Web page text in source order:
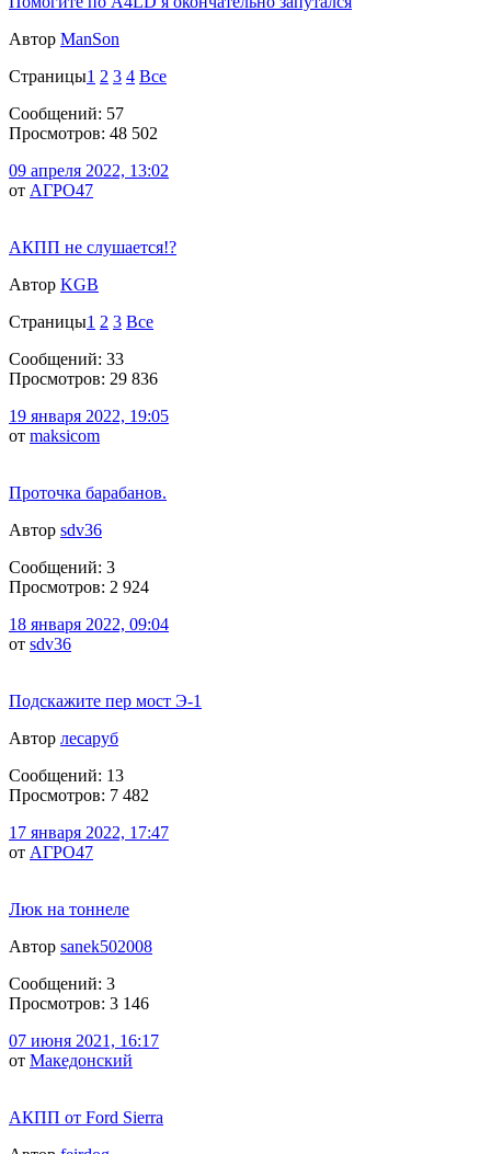
Автор ManSon
Страницы1 2 3 4 Все
Сообщений: 57
Просмотров: 48 502
09 апреля 2022, 13:02
от АГРО47
АКПП не слушается!?
Автор KGB
Страницы1 2 3 Все
Сообщений: 33
Просмотров: 29 836
19 января 2022, 19:05
от maksicom
Проточка барабанов.
Автор sdv36
Сообщений: 3
Просмотров: 2 924
18 января 2022, 09:04
от sdv36
Подскажите пер мост Э-1
Автор лесаруб
Сообщений: 13
Просмотров: 7 482
17 января 2022, 17:47
от АГРО47
Люк на тоннеле
Автор sanek502008
Сообщений: 3
Просмотров: 3 146
07 июня 2021, 16:17
от Македонский
АКПП от Ford Sierra